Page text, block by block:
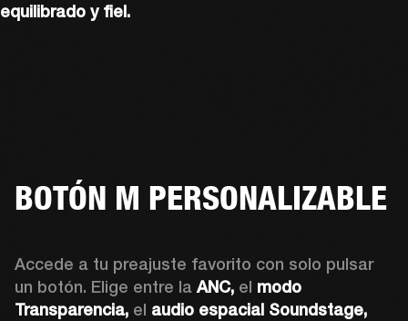
equilibrado y fiel.
BOTÓN M PERSONALIZABLE
Accede a tu preajuste favorito con solo pulsar
un botón. Elige entre la ANC, el modo
Transparencia, el audio espacial Soundstage,